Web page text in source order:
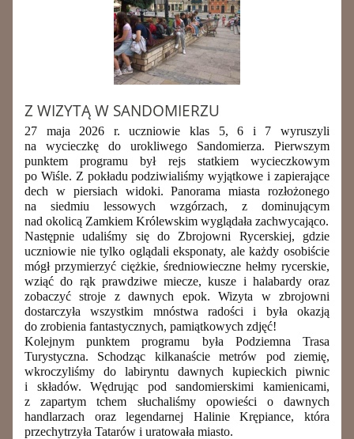
Z WIZYTĄ W SANDOMIERZU
27 maja 2026 r. uczniowie klas 5, 6 i 7 wyruszyli
na wycieczkę do urokliwego Sandomierza. Pierwszym
punktem programu był rejs statkiem wycieczkowym
po Wiśle. Z pokładu podziwialiśmy wyjątkowe i zapierające
dech w piersiach widoki. Panorama miasta rozłożonego
na siedmiu lessowych wzgórzach, z dominującym
nad okolicą Zamkiem Królewskim wyglądała zachwycająco.
Następnie udaliśmy się do Zbrojowni Rycerskiej, gdzie
uczniowie nie tylko oglądali eksponaty, ale każdy osobiście
mógł przymierzyć ciężkie, średniowieczne hełmy rycerskie,
wziąć do rąk prawdziwe miecze, kusze i halabardy oraz
zobaczyć stroje z dawnych epok. Wizyta w zbrojowni
dostarczyła wszystkim mnóstwa radości i była okazją
do zrobienia fantastycznych, pamiątkowych zdjęć!
Kolejnym punktem programu była Podziemna Trasa
Turystyczna. Schodząc kilkanaście metrów pod ziemię,
wkroczyliśmy do labiryntu dawnych kupieckich piwnic
i składów. Wędrując pod sandomierskimi kamienicami,
z zapartym tchem słuchaliśmy opowieści o dawnych
handlarzach orazlegendarnej Halinie Krępiance, która
przechytrzyła Tatarów i uratowała miasto.